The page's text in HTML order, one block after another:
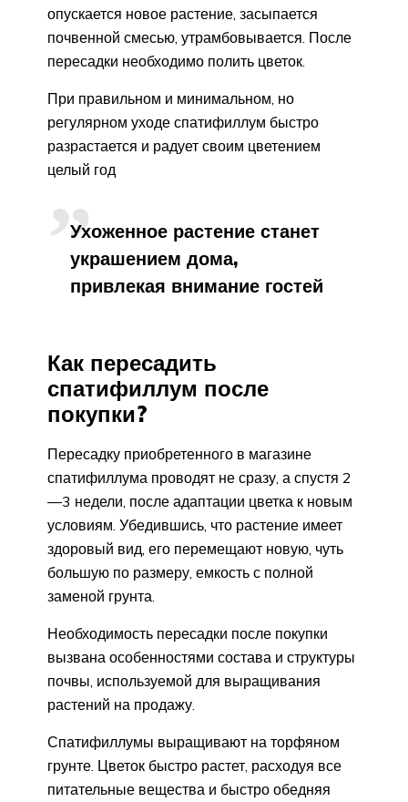
опускается новое растение, засыпается
почвенной смесью, утрамбовывается. После
пересадки необходимо полить цветок.
При правильном и минимальном, но
регулярном уходе спатифиллум быстро
разрастается и радует своим цветением
целый год
Ухоженное растение станет
украшением дома,
привлекая внимание гостей
Как пересадить
спатифиллум после
покупки?
Пересадку приобретенного в магазине
спатифиллума проводят не сразу, а спустя 2
—3 недели, после адаптации цветка к новым
условиям. Убедившись, что растение имеет
здоровый вид, его перемещают новую, чуть
большую по размеру, емкость с полной
заменой грунта.
Необходимость пересадки после покупки
вызвана особенностями состава и структуры
почвы, используемой для выращивания
растений на продажу.
Спатифиллумы выращивают на торфяном
грунте. Цветок быстро растет, расходуя все
питательные вещества и быстро обедняя